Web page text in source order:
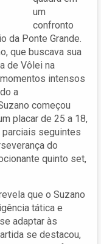
um
confronto
da Ponte Grande.
que buscava sua
de Vôlei na
intensos
a
começou
placar de 25 a 18,
parciais seguintes
do
quinto set,
que o Suzano
tática e
adaptar às
se destacou,